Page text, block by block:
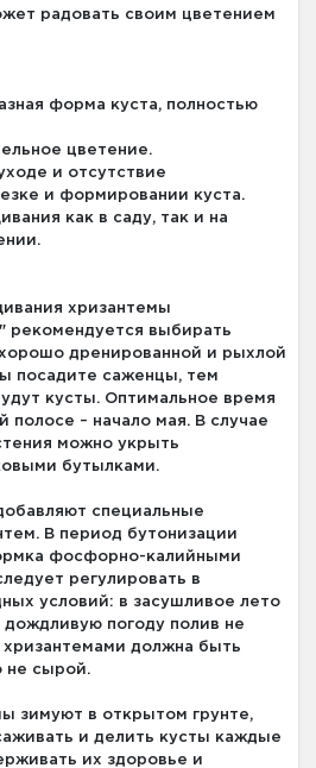
радовать своим цветением
форма куста, полностью
цветение.
и отсутствие
и формировании куста.
как в саду, так и на
хризантемы
рекомендуется выбирать
дренированной и рыхлой
посадите саженцы, тем
кусты. Оптимальное время
полосе – начало мая. В случае
можно укрыть
бутылками.
специальные
В период бутонизации
фосфорно-калийными
регулировать в
условий: в засушливое лето
дождливую погоду полив не
хризантемами должна быть
не сырой.
зимуют в открытом грунте,
и делить кусты каждые
их здоровье и